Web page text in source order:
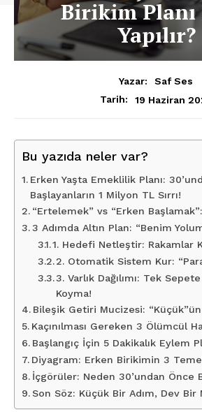
Birikim Planı
Yapılır?
Yazar:
Saf Ses
Tarih:
19 Haziran
Bu yazıda neler var?
Erken Yaşta Emeklilik Planı:
Başlayanların 1 Milyon TL Sırrı!
“Ertelemek” vs “Erken
3 Adımda Altın Plan: “Benim
1. Hedefi Netleştir: Rakamlar
2. Otomatik Sistem Kur:
3. Varlık Dağılımı: Tek
Koyma!
Bileşik Getiri Mucizesi:
Kaçınılması Gereken 3 Ölümcül
Başlangıç İçin 5 Dakikalık Eylem
Diyagram: Erken Birikimin 3
İçgörüler: Neden 30’undan Önce
Son Söz: Küçük Bir Adım, Dev Bir